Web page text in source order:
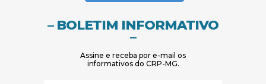
– BOLETIM INFORMATIVO
–
Assine e receba por e-mail os
informativos do CRP-MG.